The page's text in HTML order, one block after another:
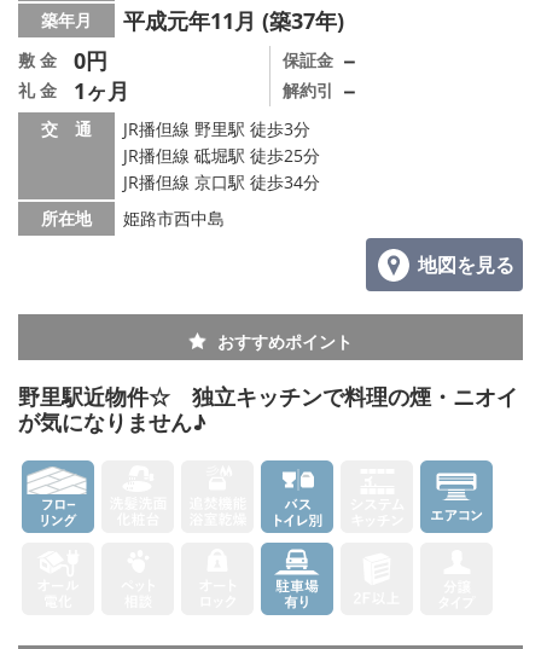
築年月 平成元年11月 (築37年)
敷 金 0円
礼 金 1ヶ月
保証金 －
解約引 －
交 通
JR播但線 野里駅 徒歩3分
JR播但線 砥堀駅 徒歩25分
JR播但線 京口駅 徒歩34分
所在地
姫路市西中島
地図を見る
おすすめポイント
野里駅近物件☆ 独立キッチンで料理の煙・ニオイ
が気になりません♪